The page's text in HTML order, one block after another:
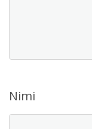
Nimi